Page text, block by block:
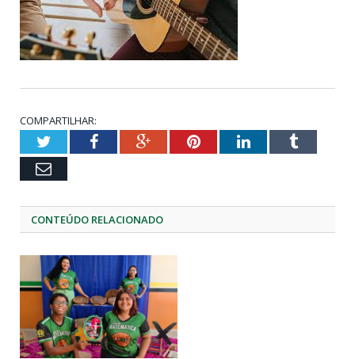
COMPARTILHAR:
TwitterFacebookGoogle+PinterestLinkedInTumblr
Email
CONTEÚDO RELACIONADO